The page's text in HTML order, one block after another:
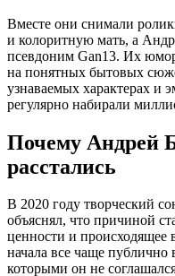
Вместе они снимали
и колоритную мать, а
псевдоним Gan13. Их
на понятных бытовых
узнаваемых характерах и
регулярно набирали
Почему Андрей
расстались
В 2020 году творческий
объяснял, что причиной
ценности и происходящее
начала все чаще публично
которыми он не